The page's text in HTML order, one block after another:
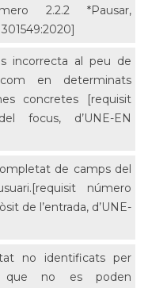
2.2.2 *Pausar,
incorrecta al peu de
en determinats
concretes [requisit
focus, d’UNE-EN
de camps del
número
de l’entrada, d’UNE-
no identificats per
que no es poden